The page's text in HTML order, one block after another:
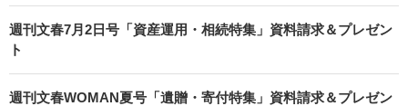
週刊文春7月2日号「資産運用・相続特集」資料請求＆プレゼン
ト
週刊文春WOMAN夏号「遺贈・寄付特集」資料請求＆プレゼン